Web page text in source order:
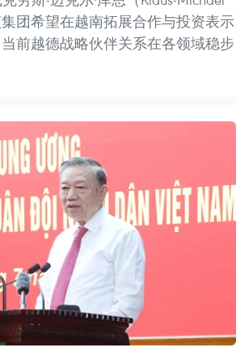
集团希望在越南拓展合作与投资表示
前越德战略伙伴关系在各领域稳步